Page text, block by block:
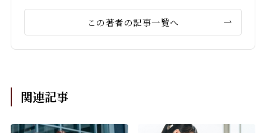
この著者の記事一覧へ
関連記事